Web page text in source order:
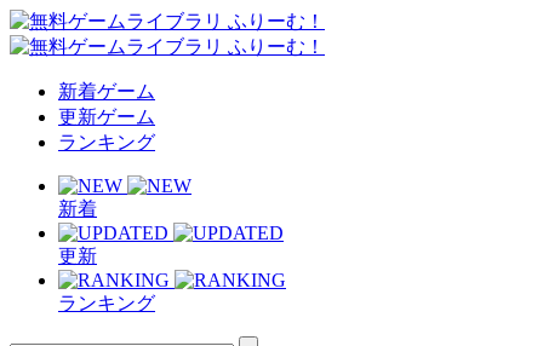
新着ゲーム
更新ゲーム
ランキング
新着
更新
ランキング